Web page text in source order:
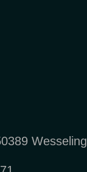
Wesseling